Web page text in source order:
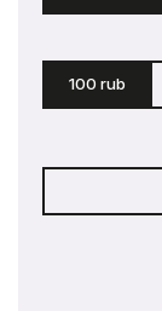
100 rub